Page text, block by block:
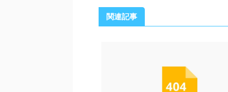
関連記事